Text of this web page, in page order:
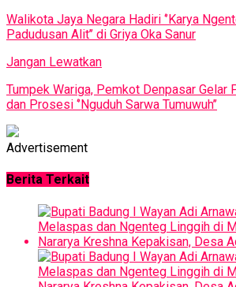
Walikota Jaya Negara Hadiri ‘’Karya
Padudusan Alit’’ di Griya Oka Sanur
Jangan Lewatkan
Tumpek Wariga, Pemkot Denpasar Gelar
dan Prosesi ‘’Nguduh Sarwa Tumuwuh’’
Advertisement
Berita Terkait